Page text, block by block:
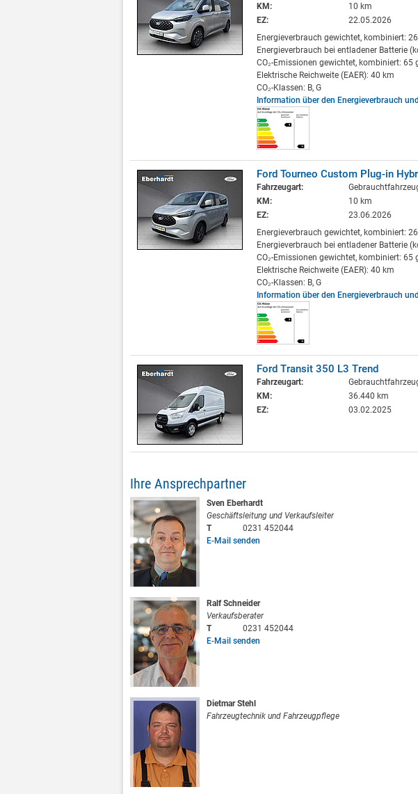
KM:
10 km
EZ:
22.05.2026
Energieverbrauch gewichtet, kombiniert:
Energieverbrauch bei entladener Batterie
CO₂-Emissionen gewichtet, kombiniert: 65
Elektrische Reichweite (EAER): 40 km
CO₂-Klassen: B, G
Information über den Energieverbrauch
Ford Tourneo Custom Plug-in
Fahrzeugart:
KM:
10 km
EZ:
23.06.2026
Energieverbrauch gewichtet, kombiniert:
Energieverbrauch bei entladener Batterie
CO₂-Emissionen gewichtet, kombiniert: 65
Elektrische Reichweite (EAER): 40 km
CO₂-Klassen: B, G
Information über den Energieverbrauch
Ford Transit 350 L3 Trend
Fahrzeugart:
KM:
36.440 km
EZ:
03.02.2025
Ihre Ansprechpartner
Sven Eberhardt
Geschäftsleitung und Verkaufsleiter
T
0231 452044
E-Mail senden
Ralf Schneider
Verkaufsberater
T
0231 452044
E-Mail senden
Dietmar Stehl
Fahrzeugtechnik und Fahrzeugpflege